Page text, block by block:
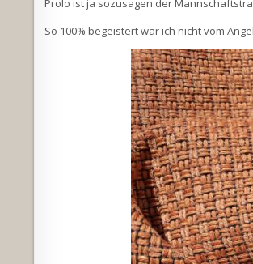
Prolo ist ja sozusagen der
So 100% begeistert war ich nicht vom